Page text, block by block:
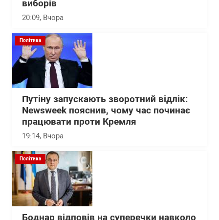
виборів
20:09, Вчора
Політика
Путіну запускають зворотний відлік:
Newsweek пояснив, чому час починає
працювати проти Кремля
19:14, Вчора
Політика
Боднар відповів на суперечки навколо